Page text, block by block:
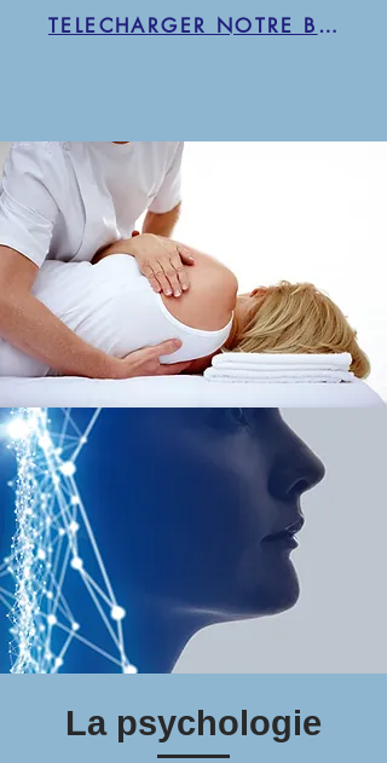
TELECHARGER NOTRE BROCHURE
La psychologie